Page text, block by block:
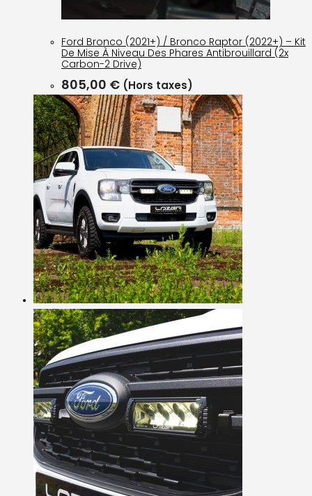
Ford Bronco (2021+) / Bronco Raptor (2022+) – Kit
De Mise À Niveau Des Phares Antibrouillard (2x
Carbon-2 Drive)
805,00 € (Hors taxes)